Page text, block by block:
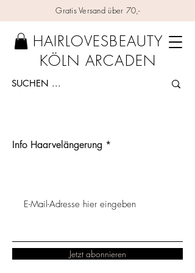
Gratis Versand über 70,-
HAIRLOVESBEAUTY
KÖLN ARCADEN
Es gibt keine Produkte zum
Info Haarvelängerung
Jetzt abonnieren